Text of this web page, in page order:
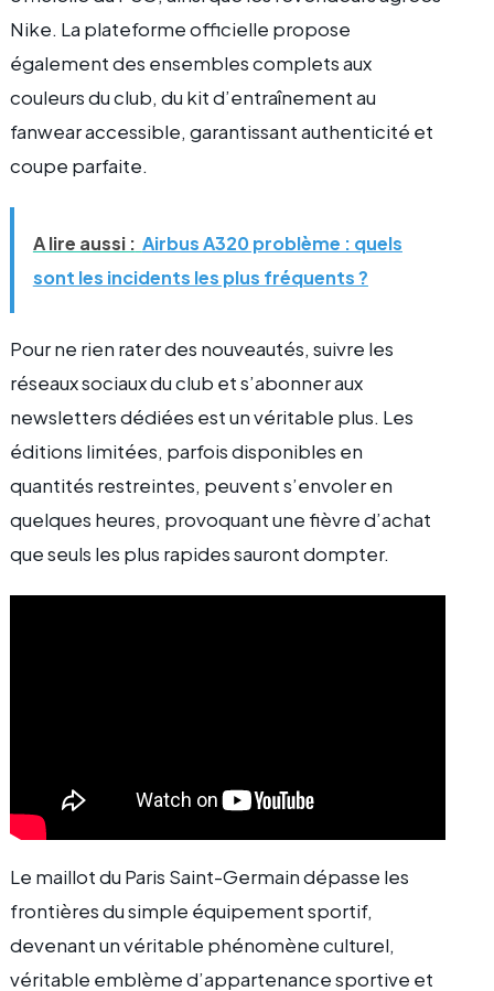
Nike. La plateforme officielle propose
également des ensembles complets aux
couleurs du club, du kit d’entraînement au
fanwear accessible, garantissant authenticité et
coupe parfaite.
A lire aussi : Airbus A320 problème : quels
sont les incidents les plus fréquents ?
Pour ne rien rater des nouveautés, suivre les
réseaux sociaux du club et s’abonner aux
newsletters dédiées est un véritable plus. Les
éditions limitées, parfois disponibles en
quantités restreintes, peuvent s’envoler en
quelques heures, provoquant une fièvre d’achat
que seuls les plus rapides sauront dompter.
Le maillot du Paris Saint-Germain dépasse les
frontières du simple équipement sportif,
devenant un véritable phénomène culturel,
véritable emblème d’appartenance sportive et